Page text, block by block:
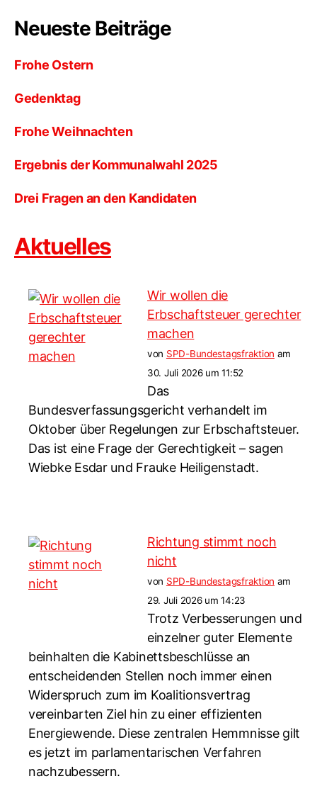
Neueste Beiträge
Frohe Ostern
Gedenktag
Frohe Weihnachten
Ergebnis der Kommunalwahl 2025
Drei Fragen an den Kandidaten
Aktuelles
Wir wollen die
Erbschaftsteuer gerechter
machen
von SPD-Bundestagsfraktion am
30. Juli 2026 um 11:52
Das
Bundesverfassungsgericht verhandelt im
Oktober über Regelungen zur Erbschaftsteuer.
Das ist eine Frage der Gerechtigkeit – sagen
Wiebke Esdar und Frauke Heiligenstadt.
Richtung stimmt noch
nicht
von SPD-Bundestagsfraktion am
29. Juli 2026 um 14:23
Trotz Verbesserungen und
einzelner guter Elemente
beinhalten die Kabinettsbeschlüsse an
entscheidenden Stellen noch immer einen
Widerspruch zum im Koalitionsvertrag
vereinbarten Ziel hin zu einer effizienten
Energiewende. Diese zentralen Hemmnisse gilt
es jetzt im parlamentarischen Verfahren
nachzubessern.